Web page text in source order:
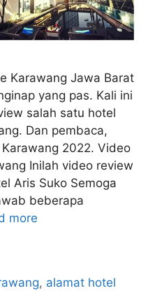
Karawang Jawa Barat
yang pas. Kali ini
salah satu hotel
Dan pembaca,
2022. Video
Inilah video review
Aris Suko Semoga
beberapa
more
, alamat hotel